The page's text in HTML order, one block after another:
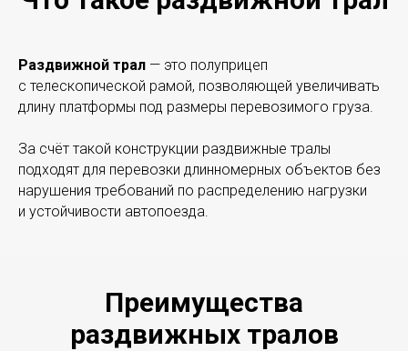
Раздвижной трал — это полуприцеп
с телескопической рамой, позволяющей увеличивать
длину платформы под размеры перевозимого груза.
За счёт такой конструкции раздвижные тралы
подходят для перевозки длинномерных объектов без
нарушения требований по распределению нагрузки
и устойчивости автопоезда.
Преимущества
раздвижных тралов